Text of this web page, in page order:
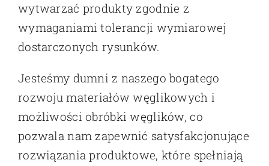
wytwarzać produkty zgodnie z
wymaganiami tolerancji wymiarowej
dostarczonych rysunków.
Jesteśmy dumni z naszego bogatego
rozwoju materiałów węglikowych i
możliwości obróbki węglików, co
pozwala nam zapewnić satysfakcjonujące
rozwiązania produktowe, które spełniają